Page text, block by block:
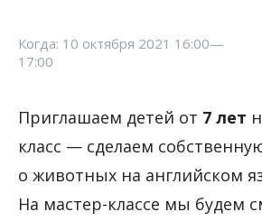
Когда: 10 октября 2021 16:00—
17:00
Приглашаем детей от 7 лет
класс — сделаем
о животных на английском
На мастер-классе мы будем